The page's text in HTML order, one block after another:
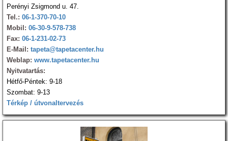
Perényi Zsigmond u. 47.
Tel.: 06-1-370-70-10
Mobil: 06-30-9-578-738
Fax: 06-1-231-02-73
E-Mail: tapeta@tapetacenter.hu
Weblap: www.tapetacenter.hu
Nyitvatartás:
Hétfő-Péntek: 9-18
Szombat: 9-13
Térkép / útvonaltervezés